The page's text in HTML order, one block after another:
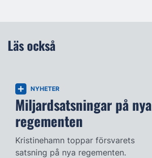
Läs också
NYHETER
Miljardsatsningar på nya
regementen
Kristinehamn toppar försvarets
satsning på nya regementen.